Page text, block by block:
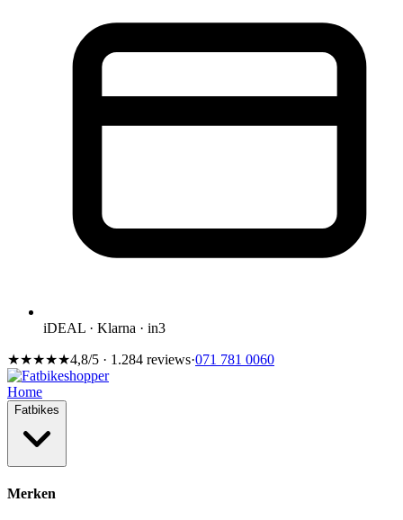
iDEAL · Klarna · in3
★★★★★4,8/5 · 1.284 reviews·071 781 0060
Home
Fatbikes
Merken